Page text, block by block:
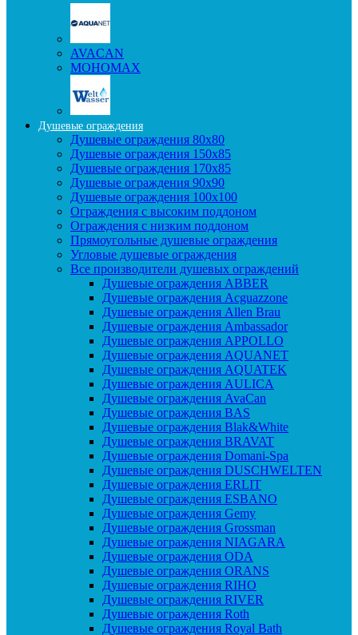
AVACAN
МОНОМАХ
Душевые ограждения
Душевые ограждения 80x80
Душевые ограждения 150x85
Душевые ограждения 170x85
Душевые ограждения 90x90
Душевые ограждения 100x100
Ограждения с высоким поддоном
Ограждения с низким поддоном
Прямоугольные душевые ограждения
Угловые душевые ограждения
Все производители душевых ограждений
Душевые ограждения ABBER
Душевые ограждения Acguazzone
Душевые ограждения Allen Brau
Душевые ограждения Ambassador
Душевые ограждения APPOLLO
Душевые ограждения AQUANET
Душевые ограждения AQUATEK
Душевые ограждения AULICA
Душевые ограждения AvaCan
Душевые ограждения BAS
Душевые ограждения Blak&White
Душевые ограждения BRAVAT
Душевые ограждения Domani-Spa
Душевые ограждения DUSCHWELTEN
Душевые ограждения ERLIT
Душевые ограждения ESBANO
Душевые ограждения Gemy
Душевые ограждения Grossman
Душевые ограждения NIAGARA
Душевые ограждения ODA
Душевые ограждения ORANS
Душевые ограждения RIHO
Душевые ограждения RIVER
Душевые ограждения Roth
Душевые ограждения Royal Bath